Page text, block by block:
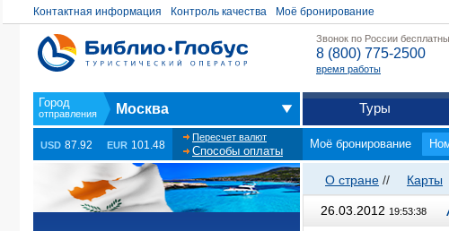
Контактная информация Контроль качества Моё бронирование
Звонок по России
8 (800) 775-2500
время работы
Москва Туры
USD 87.92 EUR 101.48
Пересчет валют
Способы оплаты
Моё бронирование
О стране // Карты
26.03.2012 19:53:38